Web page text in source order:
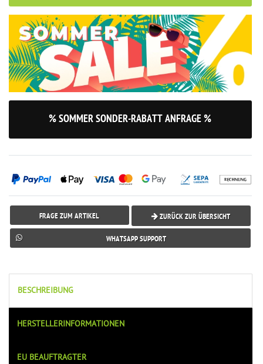
% SOMMER SONDER-RABATT ANFRAGE %
FRAGE ZUM ARTIKEL ZURÜCK ZUR ÜBERSICHT
WHATSAPP SUPPORT
BESCHREIBUNG
HERSTELLERINFORMATIONEN
EU BEAUFTRAGTER